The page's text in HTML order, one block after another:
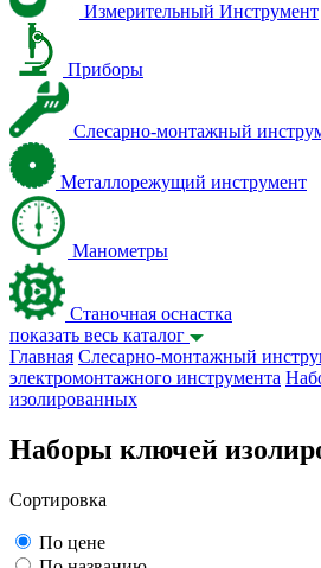
Измерительный Инструмент
Приборы
Слесарно-монтажный
Металлорежущий инструмент
Манометры
Станочная оснастка
показать весь каталог
Главная Слесарно-монтажный
электромонтажного инструмента
изолированных
Наборы ключей
Сортировка
По цене